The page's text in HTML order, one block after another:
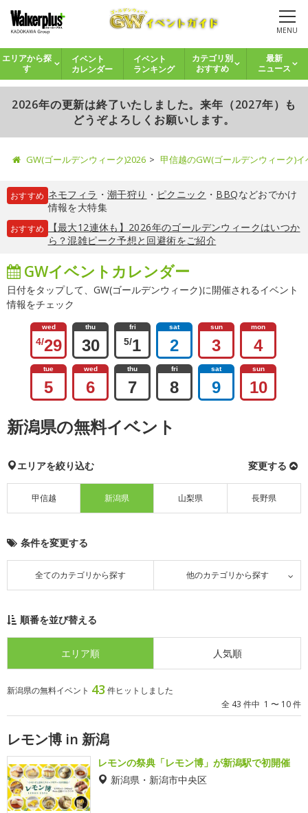
MENU
エリアから探
す
イベント
カレンダー
イベント
ランキング
カテゴリ別
おすすめ
最新
ニュース
2026年の更新は終了いたしました。来年（2027年）も
どうぞよろしくお願いします。
GW(ゴールデンウィーク)2026 甲信越のGW(ゴールデンウィーク)
おすすめ ネモフィラ ・ 潮干狩り ・ ピクニック ・ BBQなどおでかけ
情報を大特集
おすすめ
【最大12連休も】2026年のゴールデンウィークはいつか
ら？混雑ピーク予想と回避術をご紹介
GWイベントカレンダー
日付をタップして、GW(ゴールデンウィーク)に開催されるイベント
情報をチェック
wed
4/29
thu
30
fri
5/1
sat
2
sun
3
mon
4
tue
5
wed
6
thu
7
fri
8
sat
9
sun
10
新潟県の無料イベント
エリアを絞り込む 変更する
甲信越 新潟県 山梨県 長野県
条件を変更する
全てのカテゴリから探す 他のカテゴリから探す
順番を並び替える
エリア順 人気順
新潟県の無料イベント 43 件ヒットしました
全 43 件中 1 〜 10 件
レモン博 in 新潟
レモンの祭典「レモン博」が新潟駅で初開催
新潟県・新潟市中央区